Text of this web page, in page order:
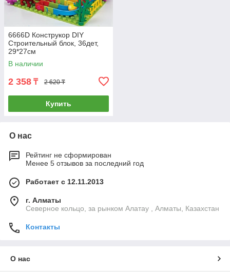
6666D Конструкор DIY
Строительный блок, 36дет,
29*27см
В наличии
2 358 ₸ 2 620 ₸
Купить
О нас
Рейтинг не сформирован
Менее 5 отзывов за последний год
Работает с 12.11.2013
г. Алматы
Северное кольцо, за рынком Алатау , Алматы, Казахстан
Контакты
О нас